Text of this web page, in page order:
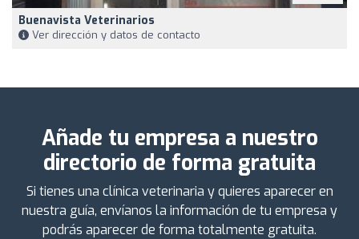
Buenavista Veterinarios
Ver dirección y datos de contacto
Añade tu empresa a nuestro
directorio de forma gratuita
Si tienes una clínica veterinaria y quieres aparecer en
nuestra guía, envíanos la información de tu empresa y
podrás aparecer de forma totalmente gratuita.